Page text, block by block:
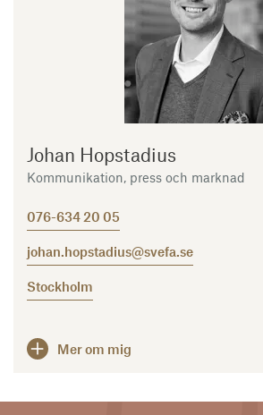
Johan Hopstadius
Kommunikation, press och marknad
076-634 20 05
johan.hopstadius@svefa.se
Stockholm
Mer om mig